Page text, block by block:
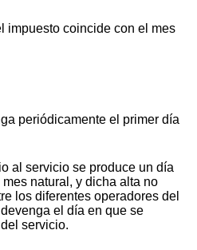
impuesto coincide con el mes
periódicamente el primer día
al servicio se produce un día
natural, y dicha alta no
los diferentes operadores del
el día en que se
servicio.